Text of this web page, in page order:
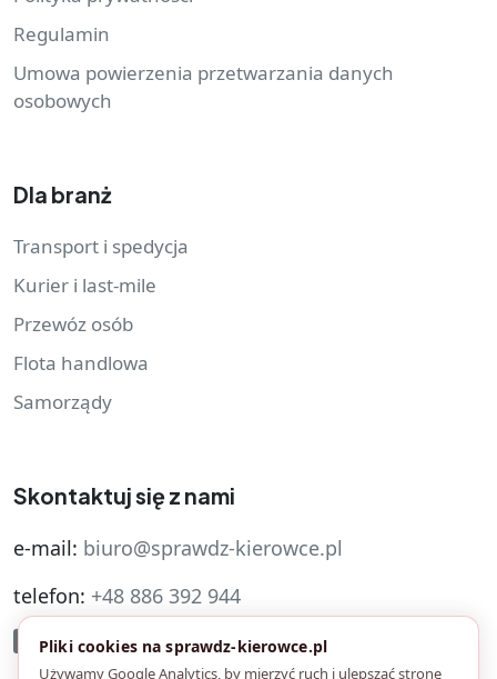
Regulamin
Umowa powierzenia przetwarzania danych
osobowych
Dla branż
Transport i spedycja
Kurier i last-mile
Przewóz osób
Flota handlowa
Samorządy
Skontaktuj się z nami
e-mail: biuro@sprawdz-kierowce.pl
telefon: +48 886 392 944
Pliki cookies na sprawdz-kierowce.pl
Używamy Google Analytics, by mierzyć ruch i ulepszać stronę